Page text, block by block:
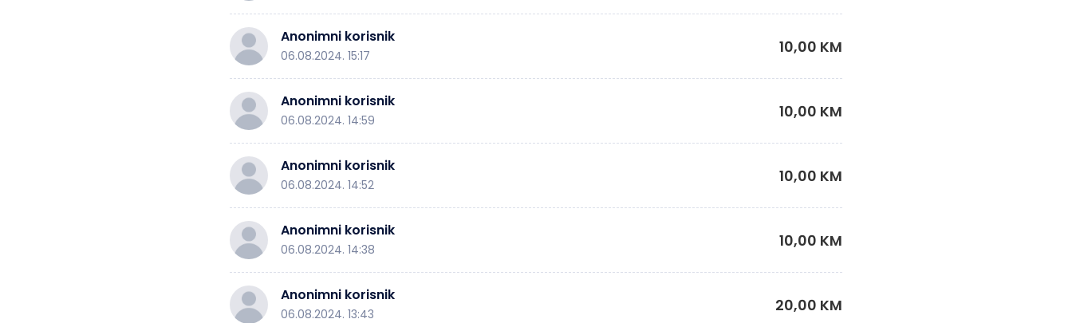
Anonimni korisnik
06.08.2024. 15:17 10,00 KM
Anonimni korisnik
06.08.2024. 14:59 10,00 KM
Anonimni korisnik
06.08.2024. 14:52 10,00 KM
Anonimni korisnik
06.08.2024. 14:38 10,00 KM
Anonimni korisnik
06.08.2024. 13:43 20,00 KM